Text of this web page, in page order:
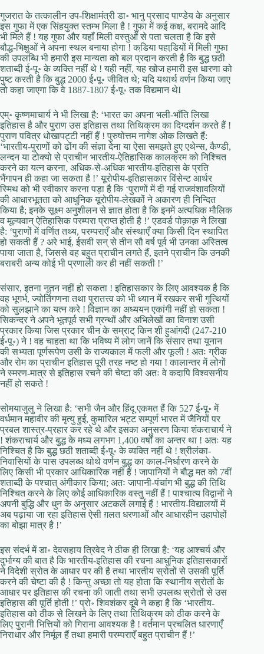
गुजरात के तत्कालीन उप-शिक्षामंत्री डा॰ भानु प्रसाद पाण्डेय के अनुसार
इस गुफा में एक सिंहयुक्त स्तम्भ मिला है ! गुफा में कई कक्ष, बरामदे आदि
भी मिले हैं ! यह गुफा और यहाँ मिली वस्तुओं से पता चलता है कि इसे
बौद्ध-भिक्षुओं ने अपना स्थल बनाया होगा ! कडि़या पहाडि़यों में मिली गुफा
की उपलब्धि भी हमारी इस मान्यता को बल प्रदान करती है कि बुद्ध छठी
शताब्दी ई॰पू॰ के व्यक्ति नहीं थे ! यही नहीं, यह खोज हमारी इस धारणा को
पुष्ट करती है कि बुद्ध 2000 ई॰पू॰ जीवित थे; यदि यथार्थ वर्णन किया जाए
तो कहा जाएगा कि वे 1887-1807 ई॰पू॰ तक विद्यमान थेI
एम्॰ कृष्णमाचार्य ने भी लिखा है: ‘भारत का अपना भली-भाँति लिखा
इतिहास है और पुराण उस इतिहास तथा तिथिक्रम का दिग्दर्शन करते हैं !
पुराण पवित्र धोखापट्टी नहीं हैं ! पुरुषोत्तम नागेश ओक लिखते हैं:
‘भारतीय-पुराणों को ढोंग की संज्ञा देना या ऐसा समझते हुए एथेन्स, कैण्डी,
लन्दन या टोक्यो से प्राचीन भारतीय-ऐतिहासिक कालक्रम को निश्चित
करने का यत्न करना, अधिक-से-अधिक भारतीय-इतिहास के प्रति
भैंगापन ही कहा जा सकता है !’ यूरोपीय-इतिहासकार विंसेन्ट आर्थर
स्मिथ को भी स्वीकार करना पड़ा है कि ‘पुराणों में दी गई राजवंशावलियों
की आधारभूतता को आधुनिक यूरोपीय-लेखकों ने अकारण ही निन्दित
किया है; इनके सूक्ष्म अनुशीलन से ज्ञात होता है कि इनमें अत्यधिक मौलिक
व मूल्यवान् ऐतिहासिक परम्परा प्राप्त होती है !’ एडवर्ड पोक़ाक़ ने लिखा
है: ‘पुराणों में वर्णित तथ्य, परम्पराएँ और संस्थाएँ क्या किसी दिन स्थापित
हो सकती हैं ? अरे भाई, ईसवी सन् से तीन सौ वर्ष पूर्व भी उनका अस्तित्व
पाया जाता है, जिससे वह बहुत प्राचीन लगते हैं, इतने प्राचीन कि उनकी
बराबरी अन्य कोई भी प्रणाली कर ही नहीं सकती !’
संसार, इतना नूतन नहीं हो सकता ! इतिहासकार के लिए आवश्यक है कि
वह भूगर्भ, ज्योर्तिगणना तथा पुरातत्त्व को भी ध्यान में रखकर सभी गुत्थियों
को सुलझाने का यत्न करे ! विज्ञान का अध्ययन एकांगी नहीं हो सकता !
सिकन्दर ने अपने भूतपूर्व सभी ग्रन्थों और अभिलेखों का विनाश उसी
प्रकार किया जिस प्रकार चीन के सम्राट् किन शी हुआंगदी (247-210
ई॰पू॰) ने ! वह चाहता था कि भविष्य में लोग जानें कि संसार तथा यूनान
की सभ्यता पूर्णरूपेण उसी के राज्यकाल में फली और फूली ! अतः ग्रीक
और रोम का प्राचीन इतिहास पूरी तरह नष्ट हो गया ! कालान्तर में लोगों
ने स्मरण-मात्र से इतिहास रचने की चेष्टा की अतः वे कदापि विश्वसनीय
नहीं हो सकते !
सोमयाजुलु ने लिखा है: ‘सभी जैन और हिंदू एकमत हैं कि 527 ई॰पू॰ में
वर्धमान महावीर की मृत्यु हुई, कुमारिल भट्ट सम्पूर्ण भारत में जैनियों पर
प्रबल शास्त्र-प्रहार कर रहे थे और इसका अनुसरण किया शंकराचार्य ने
! शंकराचार्य और बुद्ध के मध्य लगभग 1,400 वर्षों का अन्तर था ! अतः यह
निश्चित है कि बुद्ध छठी शताब्दी ई॰पू॰ के व्यक्ति नहीं थे ! श्रीलंका-
निवासियों के पास उपलब्ध थोथे वर्णन बुद्ध का काल-निर्धारण करने के
लिए किसी भी प्रकार आधिकारिक नहीं हैं ! जापानियों ने बौद्ध मत को 7वीं
शताब्दी के पश्चात् अंगीकार किया; अतः जापानी-पंचांग भी बुद्ध की तिथि
निश्चित करने के लिए कोई आधिकारिक वस्तु नहीं हैं ! पाश्चात्य विद्वानों ने
अपनी बुद्धि और धुन के अनुसार अटकलें लगाई हैं ! भारतीय-विद्यालयों में
अब पढ़ाया जा रहा इतिहास ऐसी ग़लत धरणाओं और आधारहीन उहापोहों
का बोझा मात्र है !’
इस संदर्भ में डा॰ देवसहाय त्रिवेद ने ठीक ही लिखा है: ‘यह आश्चर्य और
दुर्भाग्य की बात है कि भारतीय-इतिहास की रचना आधुनिक इतिहासकारों
ने विदेशी स्रोत के आधार पर की है तथा भारतीय स्रोतों से उसकी पूर्ति
करने की चेष्टा की है ! किन्तु अच्छा तो यह होता कि स्थानीय स्रोतों के
आधार पर इतिहास की रचना की जाती तथा सभी उपलब्ध स्रोतों से उस
इतिहास की पूर्ति होती !’ प्रो॰ शिवशंकर दूबे ने कहा है कि ‘भारतीय-
इतिहास को ठीक से लिखने के लिए तथा तिथिक्रम को ठीक करने के
लिए पुरानी भित्तियों को गिराना आवश्यक है ! वर्तमान प्रचलित धारणाएँ
निराधार और निर्मूल हैं तथा हमारी परम्पराएँ बहुत प्राचीन हैं !’